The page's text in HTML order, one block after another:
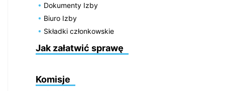
Dokumenty Izby
Biuro Izby
Składki członkowskie
Jak załatwić sprawę
Komisje